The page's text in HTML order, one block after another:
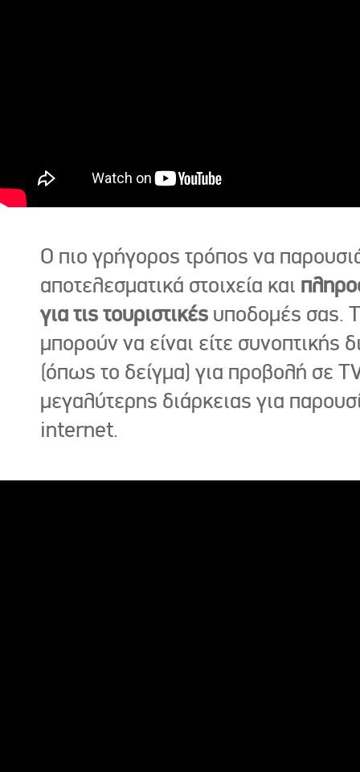
Ο πιο γρήγορος τρόπος να
αποτελεσματικά στοιχεία και
για τις τουριστικές υποδομές σας.
μπορούν να είναι είτε συνοπτικής
(όπως το δείγμα) για προβολή σε
μεγαλύτερης διάρκειας για
internet.